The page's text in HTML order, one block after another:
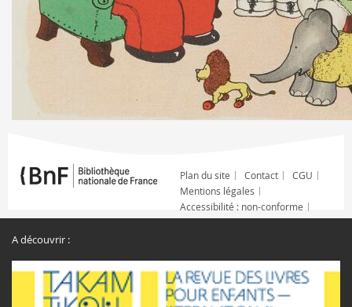
Plan du site Contact
CGU
Mentions légales
Accessibilité : non-conforme
A découvrir :